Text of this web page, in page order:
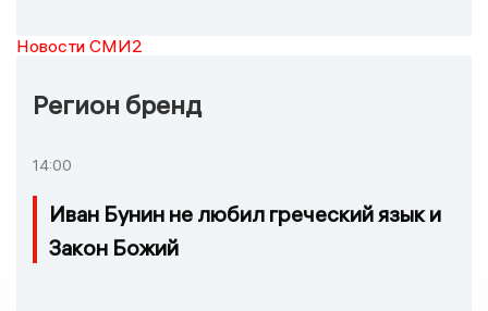
Новости СМИ2
Регион бренд
14:00
Иван Бунин не любил греческий язык и
Закон Божий